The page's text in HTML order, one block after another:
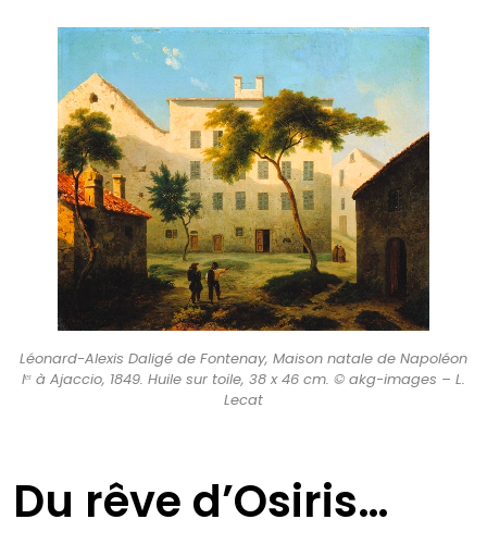
Léonard-Alexis Daligé de Fontenay, Maison natale de Napoléon
Iᵉʳ à Ajaccio, 1849. Huile sur toile, 38 x 46 cm. © akg-images – L.
Lecat
Du rêve d’Osiris…